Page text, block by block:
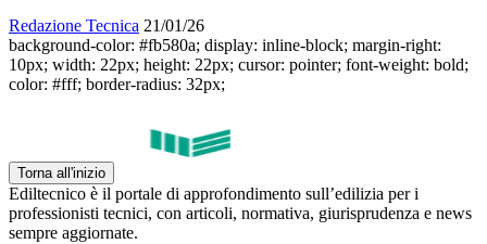
Redazione Tecnica 21/01/26
background-color: #fb580a; display: inline-block; margin-right:
10px; width: 22px; height: 22px; cursor: pointer; font-weight: bold;
color: #fff; border-radius: 32px;
Torna all'inizio
Ediltecnico è il portale di approfondimento sull’edilizia per i
professionisti tecnici, con articoli, normativa, giurisprudenza e news
sempre aggiornate.